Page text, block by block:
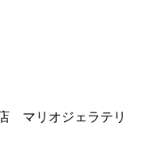
マリオジェラテリ